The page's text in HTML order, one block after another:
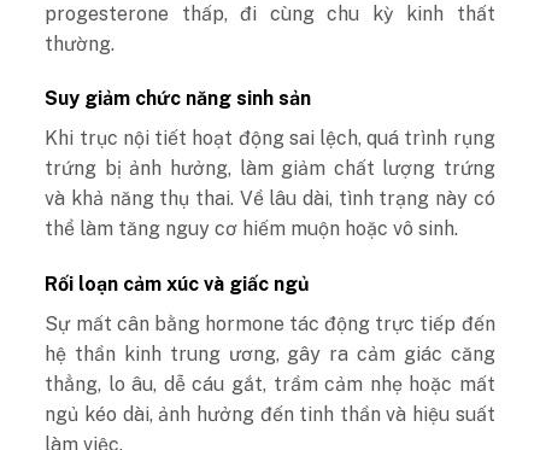
progesterone thấp, đi cùng chu kỳ kinh thất
thường.
Suy giảm chức năng sinh sản
Khi trục nội tiết hoạt động sai lệch, quá trình rụng
trứng bị ảnh hưởng, làm giảm chất lượng trứng
và khả năng thụ thai. Về lâu dài, tình trạng này có
thể làm tăng nguy cơ hiếm muộn hoặc vô sinh.
Rối loạn cảm xúc và giấc ngủ
Sự mất cân bằng hormone tác động trực tiếp đến
hệ thần kinh trung ương, gây ra cảm giác căng
thẳng, lo âu, dễ cáu gắt, trầm cảm nhẹ hoặc mất
ngủ kéo dài, ảnh hưởng đến tinh thần và hiệu suất
làm việc.